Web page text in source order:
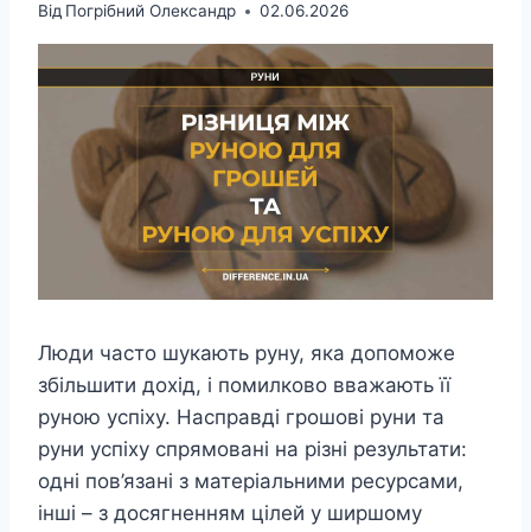
Від Погрібний Олександр 02.06.2026
Люди часто шукають руну, яка допоможе
збільшити дохід, і помилково вважають її
руною успіху. Насправді грошові руни та
руни успіху спрямовані на різні результати:
одні пов’язані з матеріальними ресурсами,
інші – з досягненням цілей у ширшому